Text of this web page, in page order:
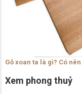
Gỗ xoan ta là gì? Có
Xem phong thuỷ